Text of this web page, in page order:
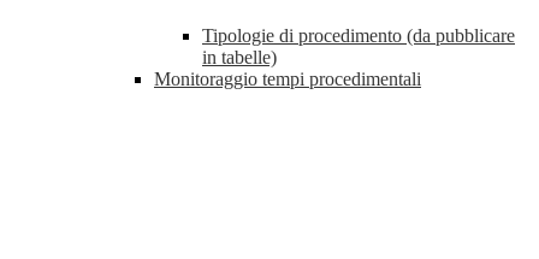
Tipologie di procedimento (da pubblicare
in tabelle)
Monitoraggio tempi procedimentali